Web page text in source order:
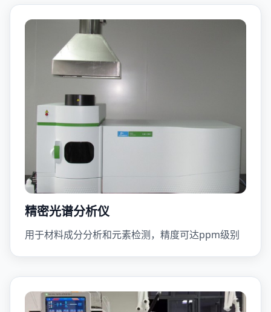
精密光谱分析仪
用于材料成分分析和元素检测，精度可达ppm级别